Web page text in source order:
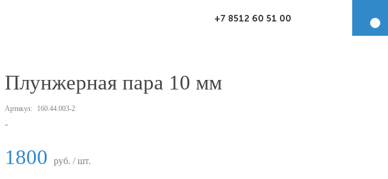
+7 8512 60 51 00
Плунжерная пара 10 мм
Артикул: 160.44.003-2
-
1800 руб. / шт.